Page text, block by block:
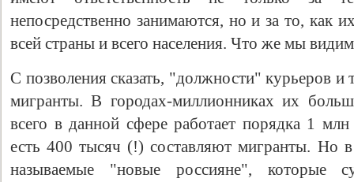
непосредственно занимаются, но и за то, как
всей страны и всего населения. Что же мы
С позволения сказать, "должности" курьеров и
мигранты. В городах-миллионниках их
всего в данной сфере работает порядка 1
есть 400 тысяч (!) составляют мигранты. Но в
называемые "новые россияне", которые